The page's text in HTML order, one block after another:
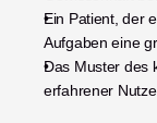
Ein Patient, der
Aufgaben eine
Das Muster des
erfahrener